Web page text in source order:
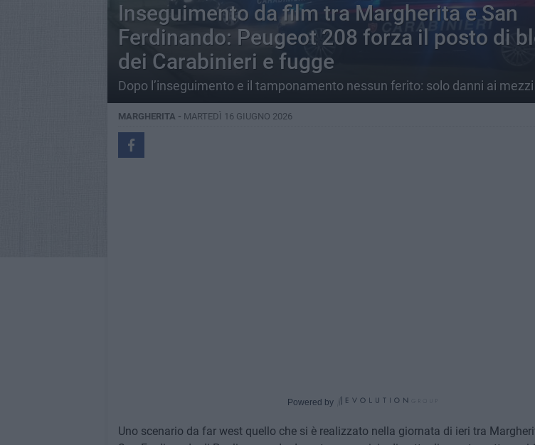
Inseguimento da film tra Margherita e San
Ferdinando: Peugeot 208 forza il posto di
dei Carabinieri e fugge
Dopo l’inseguimento e il tamponamento nessun ferito: solo danni ai
MARGHERITA - MARTEDÌ 16 GIUGNO 2026
Powered by
Uno scenario da far west quello che si è realizzato nella giornata di ieri tra